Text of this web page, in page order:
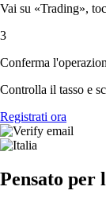
Vai su «Trading»,
3
Conferma
Controlla il tasso e
Registrati ora
Pensato